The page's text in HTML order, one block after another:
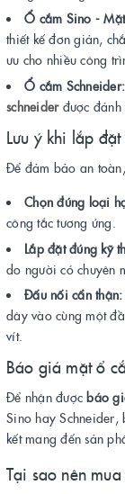
Ổ cắm Sino -
thiết kế đơn giản,
ưu cho nhiều công
Ổ cắm Schneider:
schneiderđược đánh
Lưu ý khi lắp
Để đảm bảo an
Chọn đúng loại
công tắc tương ứng.
Lắp đặt đúng kỹ
do người có chuyên
Đấu nối cẩn thận:
dây vào cùng một
vít.
Báo giá mặt ổ
Để nhận được báo
Sino hay Schneider,
kết mang đến sản
Tại sao nên